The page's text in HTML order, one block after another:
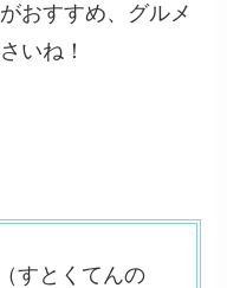
おすすめ、グルメ
いね！
すとくてんの